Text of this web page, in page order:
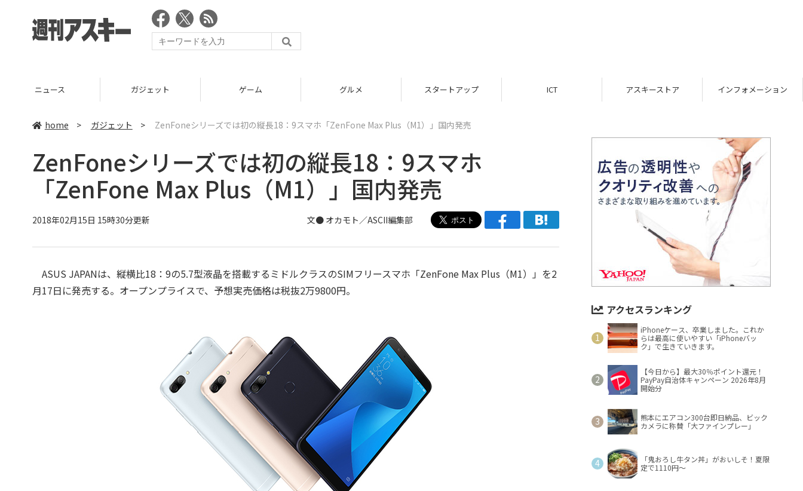
ニュース ガジェット ゲーム グルメ スタートアップ ICT アスキーストア インフォメーション
home > ガジェット > ZenFoneシリーズでは初の縦長18：9スマホ「ZenFone Max Plus（M1）」国内発売
ZenFoneシリーズでは初の縦長18：9スマホ
「ZenFone Max Plus（M1）」国内発売
2018年02月15日 15時30分更新 文● オカモト／ASCII編集部
ASUS JAPANは、縦横比18：9の5.7型液晶を搭載するミドルクラスのSIMフリースマホ「ZenFone Max Plus（M1）」を2
月17日に発売する。オープンプライスで、予想実売価格は税抜2万9800円。
アクセスランキング
iPhoneケース、卒業しました。これか
らは最高に使いやすい「iPhoneバッ
ク」で生きていきます。
【今日から】最大30％ポイント還元！
PayPay自治体キャンペーン 2026年8月
開始分
熊本にエアコン300台即日納品、ビック
カメラに称賛「大ファインプレー」
「鬼おろし牛タン丼」がおいしそ！夏限
定で1110円～